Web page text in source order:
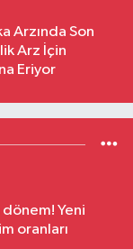
Arzında Son
Arz İçin
Eriyor
dönem! Yeni
oranları